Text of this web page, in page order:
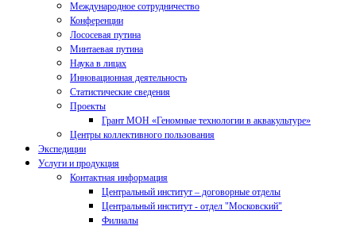
Международное сотрудничество
Конференции
Лососевая путина
Минтаевая путина
Наука в лицах
Инновационная деятельность
Статистические сведения
Проекты
Грант МОН «Геномные технологии в аквакультуре»
Центры коллективного пользования
Экспедиции
Услуги и продукция
Контактная информация
Центральный институт – договорные отделы
Центральный институт - отдел "Московский"
Филиалы